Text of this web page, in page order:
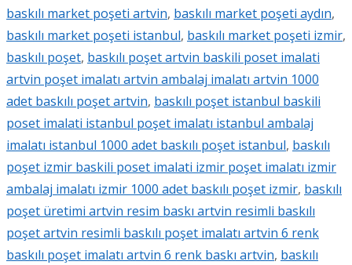
baskılı market poşeti artvin, baskılı market poşeti aydın,
baskılı market poşeti istanbul, baskılı market poşeti izmir,
baskılı poşet, baskılı poşet artvin baskili poset imalati
artvin poşet imalatı artvin ambalaj imalatı artvin 1000
adet baskılı poşet artvin, baskılı poşet istanbul baskili
poset imalati istanbul poşet imalatı istanbul ambalaj
imalatı istanbul 1000 adet baskılı poşet istanbul, baskılı
poşet izmir baskili poset imalati izmir poşet imalatı izmir
ambalaj imalatı izmir 1000 adet baskılı poşet izmir, baskılı
poşet üretimi artvin resim baskı artvin resimli baskılı
poşet artvin resimli baskılı poşet imalatı artvin 6 renk
baskılı poşet imalatı artvin 6 renk baskı artvin, baskılı